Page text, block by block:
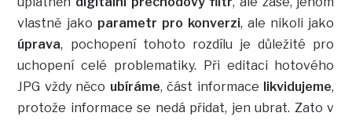
vlastně jako parametr pro konverzi, ale nikoli jako
úprava, pochopení tohoto rozdílu je důležité pro
uchopení celé problematiky. Při editaci hotového
JPG vždy něco ubíráme, část informace likvidujeme,
protože informace se nedá přidat, jen ubrat. Zato v